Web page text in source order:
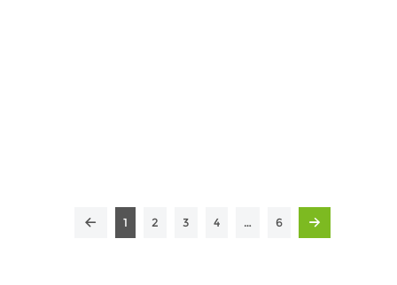
1 2 3 4 … 6